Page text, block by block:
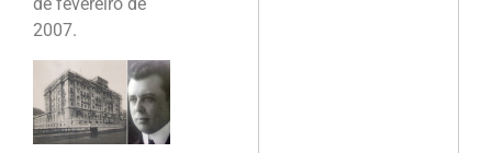
2007.